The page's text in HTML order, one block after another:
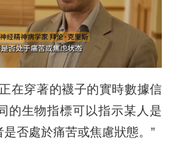
穿著的襪子的實時數據信
的生物指標可以指示某人是
否處於痛苦或焦慮狀態。”